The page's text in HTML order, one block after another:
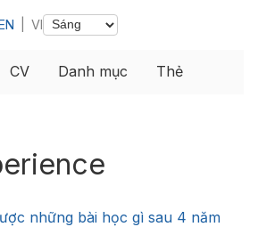
VI
CV Danh mục Thẻ
những bài học gì sau 4 năm